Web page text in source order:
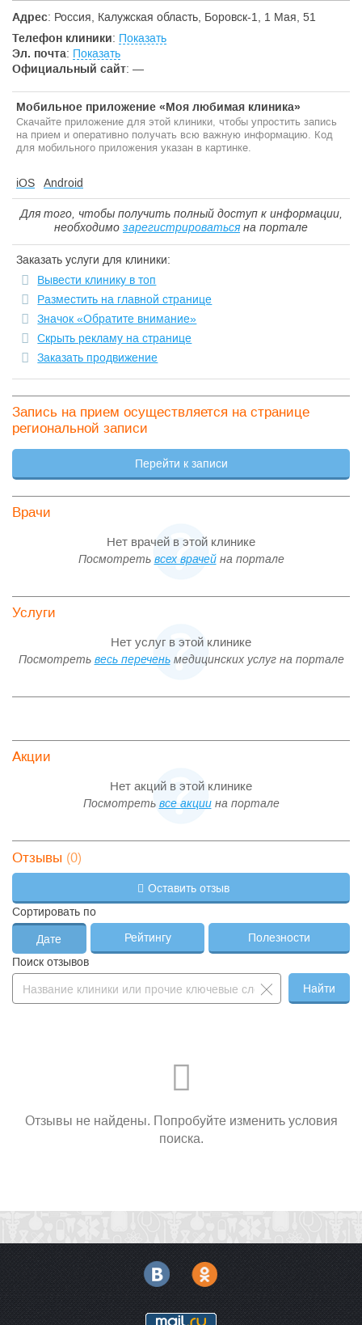
Адрес: Россия, Калужская область, Боровск-1, 1 Мая, 51
Телефон клиники: Показать
Эл. почта: Показать
Официальный сайт: —
Мобильное приложение «Моя любимая клиника»
Скачайте приложение для этой клиники, чтобы упростить запись
на прием и оперативно получать всю важную информацию. Код
для мобильного приложения указан в картинке.
iOS Android
Для того, чтобы получить полный доступ к информации,
необходимо зарегистрироватьсяна портале
Заказать услуги для клиники:
Вывести клинику в топ
Разместить на главной странице
Значок «Обратите внимание»
Скрыть рекламу на странице
Заказать продвижение
Запись на прием осуществляется на странице
региональной записи
Перейти к записи
Врачи
Нет врачей в этой клинике
Посмотреть всех врачейна портале
Услуги
Нет услуг в этой клинике
Посмотреть весь переченьмедицинских услуг на портале
Акции
Нет акций в этой клинике
Посмотреть все акциина портале
Отзывы (0)
Оставить отзыв
Сортировать по
Дате Рейтингу
Полезности
Поиск отзывов
Найти
Отзывы не найдены. Попробуйте изменить условия
поиска.